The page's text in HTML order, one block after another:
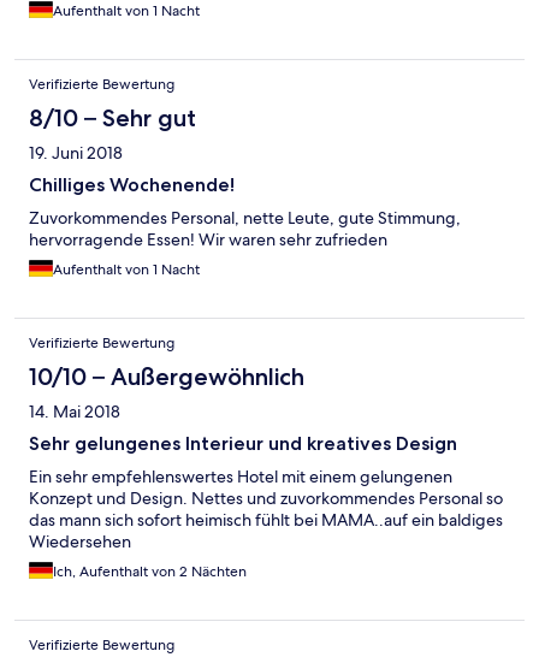
Aufenthalt von 1 Nacht
Verifizierte Bewertung
8/10 – Sehr gut
19. Juni 2018
Chilliges Wochenende!
Zuvorkommendes Personal, nette Leute, gute Stimmung,
hervorragende Essen! Wir waren sehr zufrieden
Aufenthalt von 1 Nacht
Verifizierte Bewertung
10/10 – Außergewöhnlich
14. Mai 2018
Sehr gelungenes Interieur und kreatives Design
Ein sehr empfehlenswertes Hotel mit einem gelungenen
Konzept und Design. Nettes und zuvorkommendes Personal so
das mann sich sofort heimisch fühlt bei MAMA..auf ein baldiges
Wiedersehen
Ich, Aufenthalt von 2 Nächten
Verifizierte Bewertung